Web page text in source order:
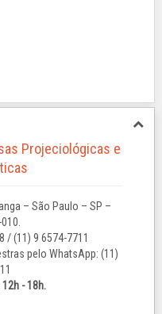
Projeciológicas e
– São Paulo – SP –
/ (11) 9 6574-7711
pelo WhatsApp: (11)
12h - 18h.